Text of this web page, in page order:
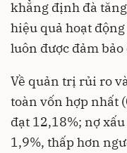
khẳng định đà
hiệu quả hoạt
luôn được đảm
Về quản trị rủi ro
toàn vốn hợp nhất
đạt 12,18%; nợ
1,9%, thấp hơn